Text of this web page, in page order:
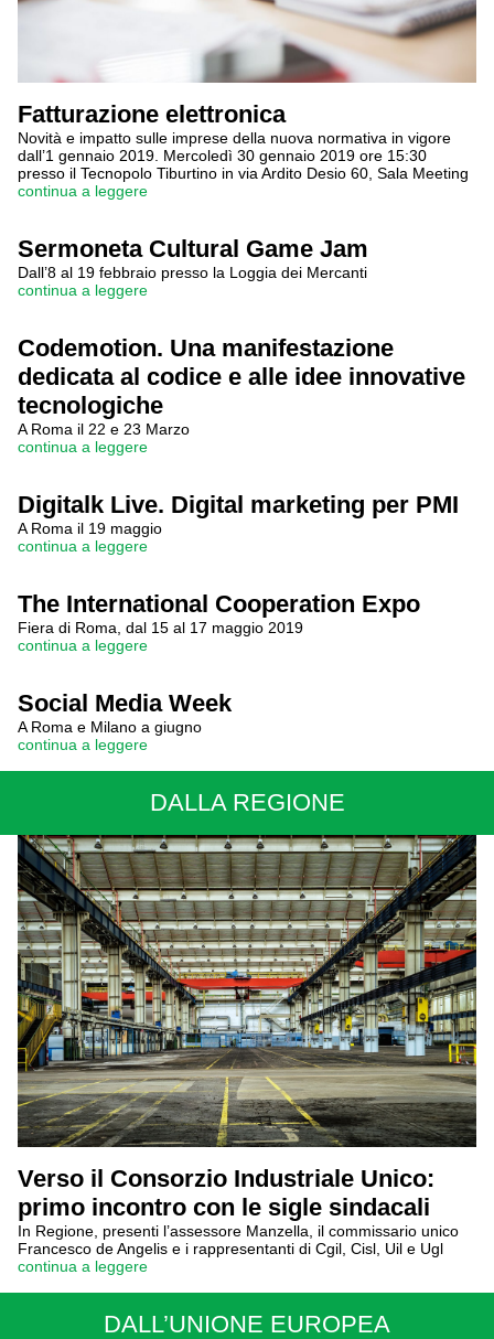
Fatturazione elettronica
Novità e impatto sulle imprese della nuova normativa in vigore
dall’1 gennaio 2019. Mercoledì 30 gennaio 2019 ore 15:30
presso il Tecnopolo Tiburtino in via Ardito Desio 60, Sala Meeting
continua a leggere
Sermoneta Cultural Game Jam
Dall’8 al 19 febbraio presso la Loggia dei Mercanti
continua a leggere
Codemotion. Una manifestazione
dedicata al codice e alle idee innovative
tecnologiche
A Roma il 22 e 23 Marzo
continua a leggere
Digitalk Live. Digital marketing per PMI
A Roma il 19 maggio
continua a leggere
The International Cooperation Expo
Fiera di Roma, dal 15 al 17 maggio 2019
continua a leggere
Social Media Week
A Roma e Milano a giugno
continua a leggere
DALLA REGIONE
Verso il Consorzio Industriale Unico:
primo incontro con le sigle sindacali
In Regione, presenti l’assessore Manzella, il commissario unico
Francesco de Angelis e i rappresentanti di Cgil, Cisl, Uil e Ugl
continua a leggere
DALL’UNIONE EUROPEA